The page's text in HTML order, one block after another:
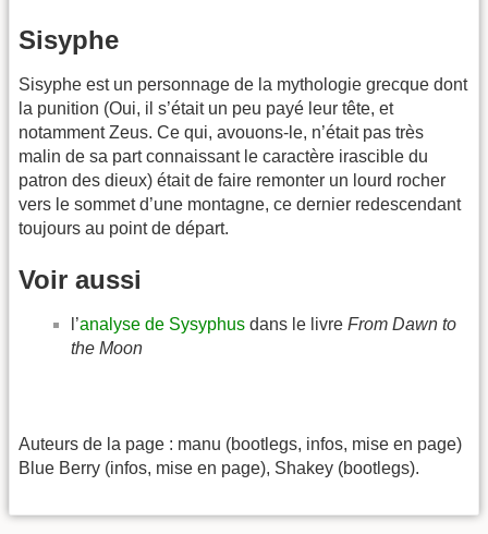
Sisyphe
Sisyphe est un personnage de la mythologie grecque dont
la punition (Oui, il s’était un peu payé leur tête, et
notamment Zeus. Ce qui, avouons-le, n’était pas très
malin de sa part connaissant le caractère irascible du
patron des dieux) était de faire remonter un lourd rocher
vers le sommet d’une montagne, ce dernier redescendant
toujours au point de départ.
Voir aussi
l’analyse de Sysyphus dans le livre From Dawn to
the Moon
Auteurs de la page : manu (bootlegs, infos, mise en page)
Blue Berry (infos, mise en page), Shakey (bootlegs).